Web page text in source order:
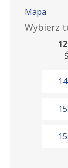
Mapa
Wybierz